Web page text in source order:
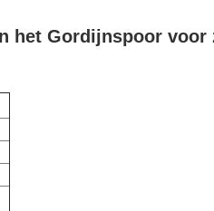
het Gordijnspoor